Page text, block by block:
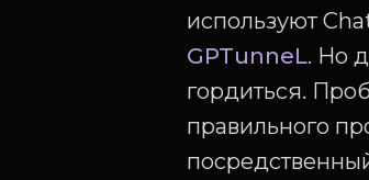
используют
GPTunneL. Но
гордиться.
правильного